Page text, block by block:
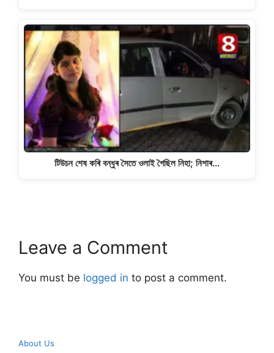
টিউচন শেষ কৰি বন্ধুৰ সৈতে ওলাই গৈছিল নিহা; নিশাৰ…
Leave a Comment
You must be logged in to post a comment.
About Us